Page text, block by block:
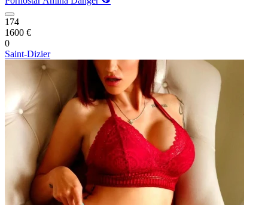
174
1600 €
0
Saint-Dizier